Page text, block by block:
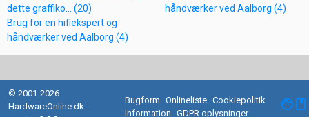
dette graffiko... (20)
Brug for en hifiekspert og
håndværker ved Aalborg (4)
håndværker ved Aalborg (4)
© 2001-2026
HardwareOnline.dk -
Bugform Onlineliste Cookiepolitik
Information
GDPR oplysninger facebook